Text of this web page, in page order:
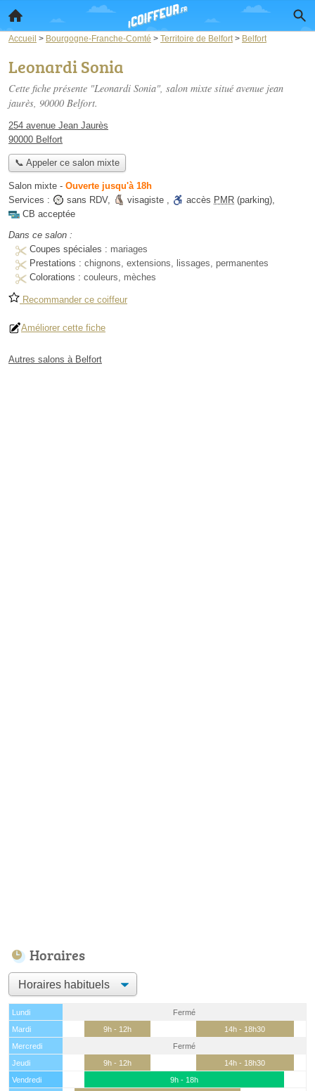
Accueil > Bourgogne-Franche-Comté > Territoire de Belfort > Belfort
Leonardi Sonia
Cette fiche présente "Leonardi Sonia", salon mixte situé avenue jean
jaurès, 90000 Belfort.
254 avenue Jean Jaurès
90000 Belfort
📞 Appeler ce salon mixte
Salon mixte - Ouverte jusqu'à 18h
Services :
sans RDV, visagiste , accès PMR (parking),
CB acceptée
Dans ce salon :
Coupes spéciales : mariages
Prestations : chignons, extensions, lissages, permanentes
Colorations : couleurs, mèches
Recommander ce coiffeur
Améliorer cette fiche
Autres salons à Belfort
Horaires
Lundi
Fermé
Mardi
9h - 12h
14h - 18h30
Mercredi
Fermé
Jeudi
9h - 12h
14h - 18h30
Vendredi
9h - 18h